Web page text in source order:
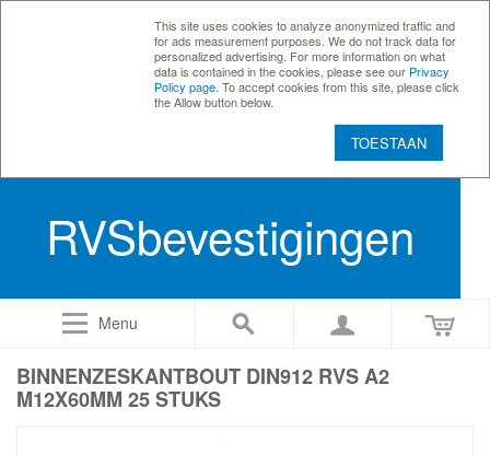
This site uses cookies to analyze anonymized traffic and
for ads measurement purposes. We do not track data for
personalized advertising. For more information on what
data is contained in the cookies, please see our Privacy
Policy page . To accept cookies from this site, please click
the Allow button below.
TOESTAAN
RVSbevestigingen
Menu
BINNENZESKANTBOUT DIN912 RVS A2
M12X60MM 25 STUKS